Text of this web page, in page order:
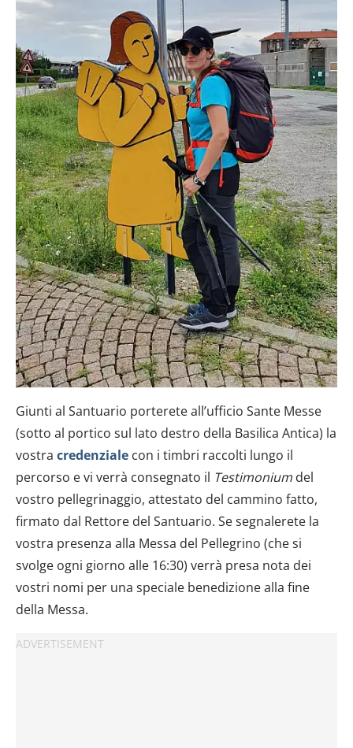
Utilizziamo i cookie per personalizzare contenuti ed
annunci, per fornire funzionalità dei social media e per
analizzare il nostro traffico. Condividiamo inoltre
informazioni sul modo in cui utilizzi il nostro sito con i
nostri partner che si occupano di analisi dei dati web,
pubblicità e social media, i quali potrebbero combinarle
con altre informazioni che hai fornito loro o che hanno
raccolto dal tuo utilizzo dei loro servizi.
Giunti al Santuario porterete all’ufficio Sante Messe
(sotto al portico sul lato destro della Basilica Antica) la
vostra credenziale con i timbri raccolti lungo il
percorso e vi verrà consegnato il Testimonium del
vostro pellegrinaggio, attestato del cammino fatto,
firmato dal Rettore del Santuario. Se segnalerete la
vostra presenza alla Messa del Pellegrino (che si
svolge ogni giorno alle 16:30) verrà presa nota dei
vostri nomi per una speciale benedizione alla fine
della Messa.